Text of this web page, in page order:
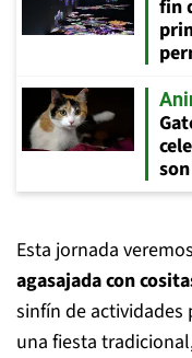
fin
Esta jornada
agasajada con
sinfín de actividades
una fiesta